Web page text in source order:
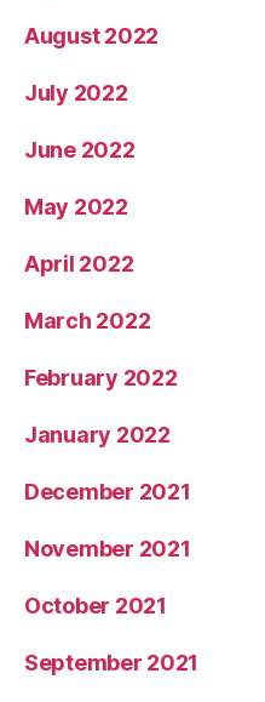
August 2022
July 2022
June 2022
May 2022
April 2022
March 2022
February 2022
January 2022
December 2021
November 2021
October 2021
September 2021